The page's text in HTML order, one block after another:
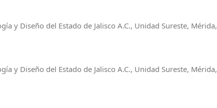
y Diseño del Estado de Jalisco A.C., Unidad Sureste, Mérida,
y Diseño del Estado de Jalisco A.C., Unidad Sureste, Mérida,